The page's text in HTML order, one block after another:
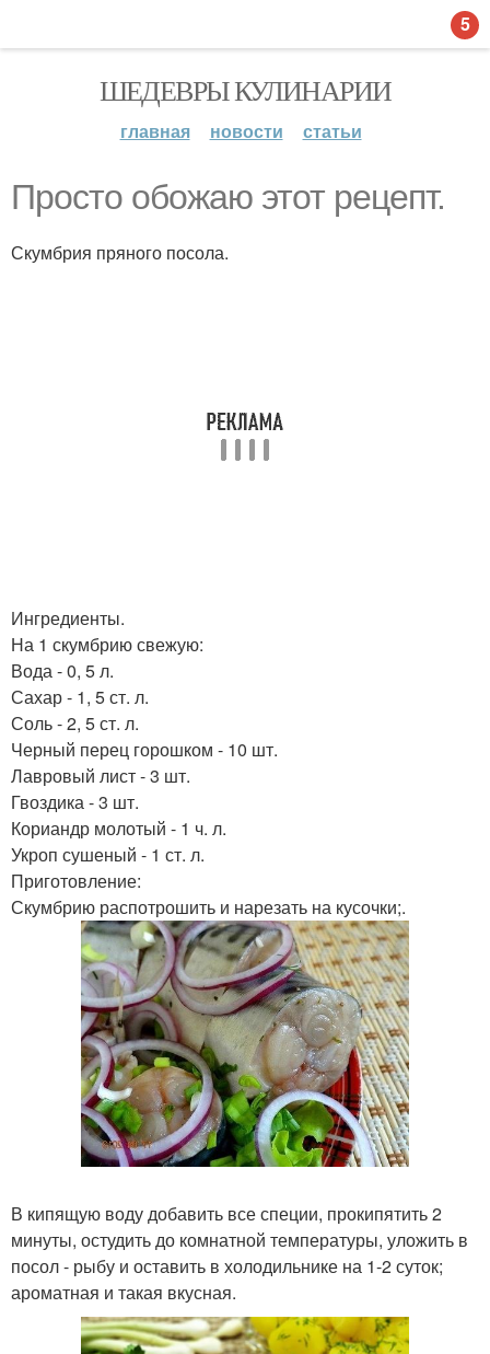
ШЕДЕВРЫ КУЛИНАРИИ
главная новости статьи
Просто обожаю этот рецепт.
Скумбрия пряного посола.
Ингредиенты.
На 1 скумбрию свежую:
Вода - 0, 5 л.
Сахар - 1, 5 ст. л.
Соль - 2, 5 ст. л.
Черный перец горошком - 10 шт.
Лавровый лист - 3 шт.
Гвоздика - 3 шт.
Кориандр молотый - 1 ч. л.
Укроп сушеный - 1 ст. л.
Приготовление:
Скумбрию распотрошить и нарезать на кусочки;.
В кипящую воду добавить все специи, прокипятить 2
минуты, остудить до комнатной температуры, уложить в
посол - рыбу и оставить в холодильнике на 1-2 суток;
ароматная и такая вкусная.
5